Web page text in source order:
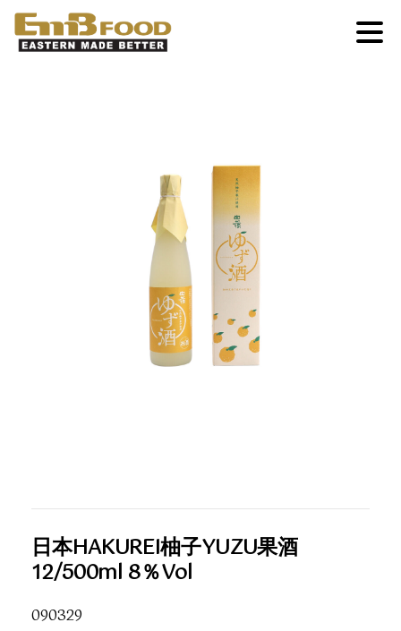
日本HAKUREI柚子YUZU果酒
12/500ml 8％Vol
090329